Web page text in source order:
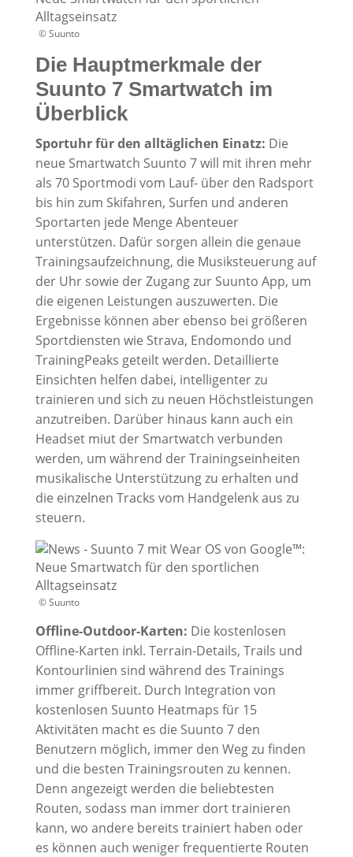
© Suunto
Die Hauptmerkmale der
Suunto 7 Smartwatch im
Überblick
Sportuhr für den alltäglichen Einatz: Die
neue Smartwatch Suunto 7 will mit ihren mehr
als 70 Sportmodi vom Lauf- über den Radsport
bis hin zum Skifahren, Surfen und anderen
Sportarten jede Menge Abenteuer
unterstützen. Dafür sorgen allein die genaue
Trainingsaufzeichnung, die Musiksteuerung auf
der Uhr sowie der Zugang zur Suunto App, um
die eigenen Leistungen auszuwerten. Die
Ergebnisse können aber ebenso bei größeren
Sportdiensten wie Strava, Endomondo und
TrainingPeaks geteilt werden. Detaillierte
Einsichten helfen dabei, intelligenter zu
trainieren und sich zu neuen Höchstleistungen
anzutreiben. Darüber hinaus kann auch ein
Headset miut der Smartwatch verbunden
werden, um während der Trainingseinheiten
musikalische Unterstützung zu erhalten und
die einzelnen Tracks vom Handgelenk aus zu
steuern.
© Suunto
Offline-Outdoor-Karten: Die kostenlosen
Offline-Karten inkl. Terrain-Details, Trails und
Kontourlinien sind während des Trainings
immer griffbereit. Durch Integration von
kostenlosen Suunto Heatmaps für 15
Aktivitäten macht es die Suunto 7 den
Benutzern möglich, immer den Weg zu finden
und die besten Trainingsrouten zu kennen.
Denn angezeigt werden die beliebtesten
Routen, sodass man immer dort trainieren
kann, wo andere bereits trainiert haben oder
es können auch weniger frequentierte Routen